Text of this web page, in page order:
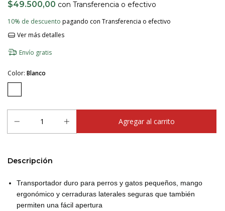
$49.500,00 con Transferencia o efectivo
10% de descuento pagando con Transferencia o efectivo
Ver más detalles
Envío gratis
Color: Blanco
Descripción
Transportador duro para perros y gatos pequeños, mango
ergonómico y cerraduras laterales seguras que también
permiten una fácil apertura